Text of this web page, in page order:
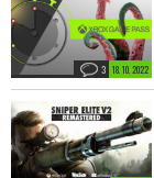
18. 10. 2022
3